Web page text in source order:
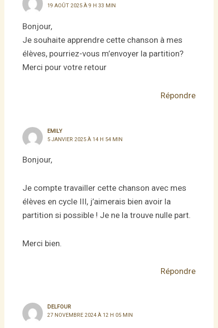
19 AOÛT 2025 À 9 H 33 MIN
Bonjour,
Je souhaite apprendre cette chanson à mes
élèves, pourriez-vous m’envoyer la partition?
Merci pour votre retour
Répondre
EMILY
5 JANVIER 2025 À 14 H 54 MIN
Bonjour,
Je compte travailler cette chanson avec mes
élèves en cycle III, j’aimerais bien avoir la
partition si possible ! Je ne la trouve nulle part.
Merci bien.
Répondre
DELFOUR
27 NOVEMBRE 2024 À 12 H 05 MIN